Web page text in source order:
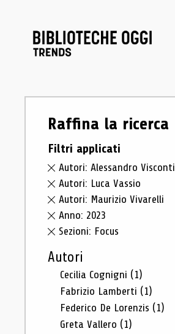
Raffina la ricerca
Filtri applicati
Autori: Alessandro Visconti
Autori: Luca Vassio
Autori: Maurizio Vivarelli
Anno: 2023
Sezioni: Focus
Autori
Cecilia Cognigni (1)
Fabrizio Lamberti (1)
Federico De Lorenzis (1)
Greta Vallero (1)